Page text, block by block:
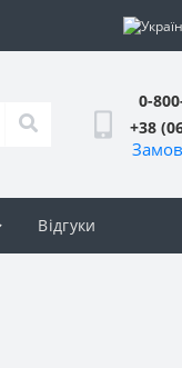
0-
+38
Відгуки